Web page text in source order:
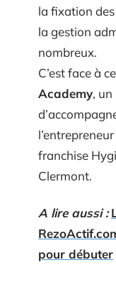
la fixation
la gestion
nombreux.
C’est face à
Academy,
l’entrepreneur
franchise
Clermont.
A lire aussi :
pour débuter